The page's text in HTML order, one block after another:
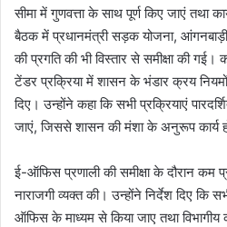
सीमा में गुणवत्ता के साथ पूर्ण किए जाएं तथा
बैठक में प्रधानमंत्री सड़क योजना, आंगनबाड़ी
की प्रगति की भी विस्तार से समीक्षा की
टेंडर प्रक्रिया में शासन के भंडार क्रय
दिए। उन्होंने कहा कि सभी प्रक्रियाएं
जाएं, जिससे शासन की मंशा के अनुरूप कार्य
ई-ऑफिस प्रणाली की समीक्षा के दौरान कम
नाराजगी व्यक्त की। उन्होंने निर्देश दिए कि
ऑफिस के माध्यम से किया जाए तथा विभागीय